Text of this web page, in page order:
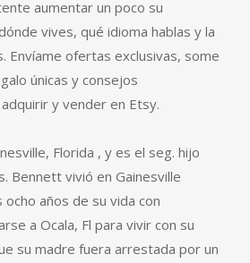
aumentar un poco su
vives, qué idioma hablas y la
Envíame ofertas exclusivas, some
únicas y consejos
y vender en Etsy.
Florida , y es el seg. hijo
Bennett vivió en Gainesville
años de su vida con
a Ocala, Fl para vivir con su
su madre fuera arrestada por un